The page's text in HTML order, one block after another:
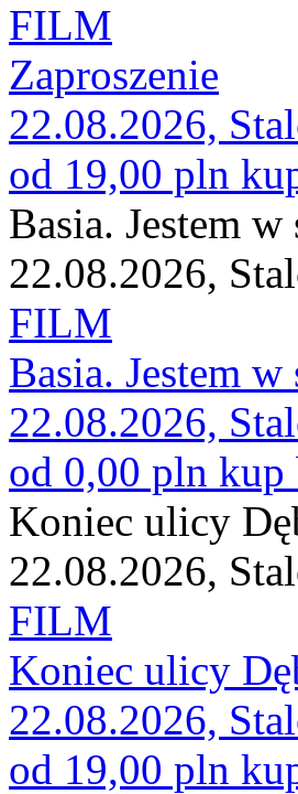
FILM
Zaproszenie
22.08.2026,
od 19,00 pln
Basia. Jestem w
22.08.2026,
FILM
Basia. Jestem w
22.08.2026,
od 0,00 pln kup
Koniec ulicy
22.08.2026,
FILM
Koniec ulicy
22.08.2026,
od 19,00 pln